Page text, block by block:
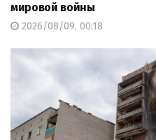
мировой войны
2026/08/09, 00:18